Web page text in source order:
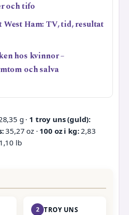
och tifo
West Ham: TV, tid, resultat
hos kvinnor –
och salva
g · 1 troy uns (guld):
35,27 oz · 100 oz i kg:2,83
lb
2 TROY UNS